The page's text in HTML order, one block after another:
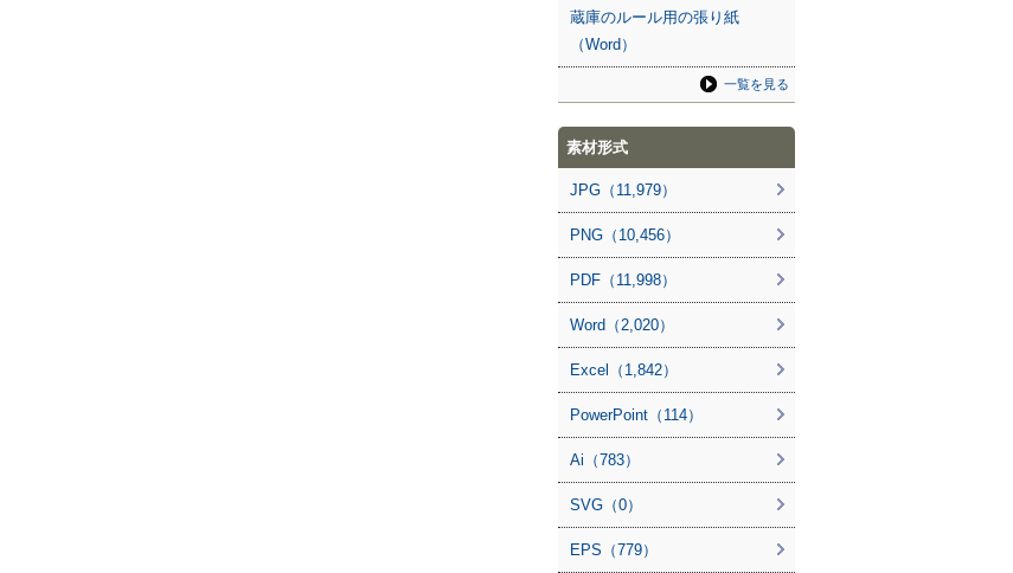
蔵庫のルール用の張り紙
（Word）
一覧を見る
素材形式
JPG（11,979）
PNG（10,456）
PDF（11,998）
Word（2,020）
Excel（1,842）
PowerPoint（114）
Ai（783）
SVG（0）
EPS（779）